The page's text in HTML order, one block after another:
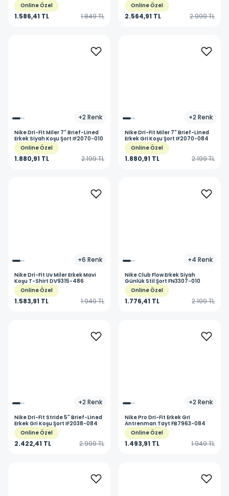
Tayt IQ6018-010
Online Özel
1.586,41 TL 1.849 TL
HJ4176-494
Online Özel
2.564,91 TL 2.999 TL
+2 Renk
NikeDri-Fit Miler 7" Brief-Lined
Erkek Siyah Koşu Şort IF2070-010
Online Özel
1.880,91 TL 2.199 TL
+2 Renk
NikeDri-Fit Miler 7" Brief-Lined
Erkek Gri Koşu Şort IF2070-084
Online Özel
1.880,91 TL 2.199 TL
+6 Renk
NikeDri-Fit Uv Miler Erkek Mavi
Koşu T-Shirt DV9315-486
Online Özel
1.583,91 TL 1.949 TL
+4 Renk
NikeClub Flow Erkek Siyah
Günlük Stil Şort FN3307-010
Online Özel
1.776,41 TL 2.199 TL
+2 Renk
NikeDri-Fit Stride 5" Brief-Lined
Erkek Gri Koşu Şort IF2038-084
Online Özel
2.422,41 TL 2.999 TL
+2 Renk
NikePro Dri-Fit Erkek Gri
Antrenman Tayt FB7963-084
Online Özel
1.493,91 TL 1.949 TL